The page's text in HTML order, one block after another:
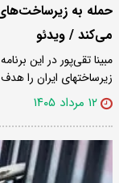
حمله به زیرساخت‌های
می‌کند / ویدئو
مبینا تقی‌پور در این
زیرساختهای ایران را
۱۲ مرداد ۱۴۰۵